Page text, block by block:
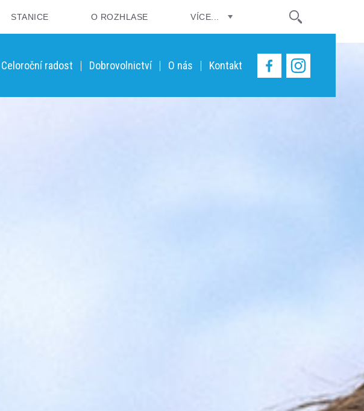
STANICE O ROZHLASE VÍCE...
Celoroční radost Dobrovolnictví O nás Kontakt